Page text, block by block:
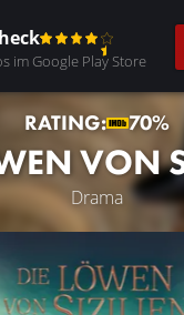
im Google Play Store
RATING: 70%
VON
Drama